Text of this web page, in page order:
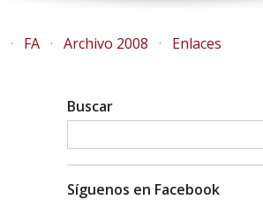
FA Archivo 2008 Enlaces
Buscar
Síguenos en Facebook